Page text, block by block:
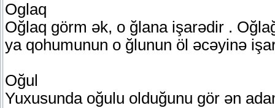
Oglaq
Oğlaq görm ək, o ğlana işarədir .
ya qohumunun o ğlunun öl əcəyinə
Oğul
Yuxusunda oğulu olduğunu gör ən